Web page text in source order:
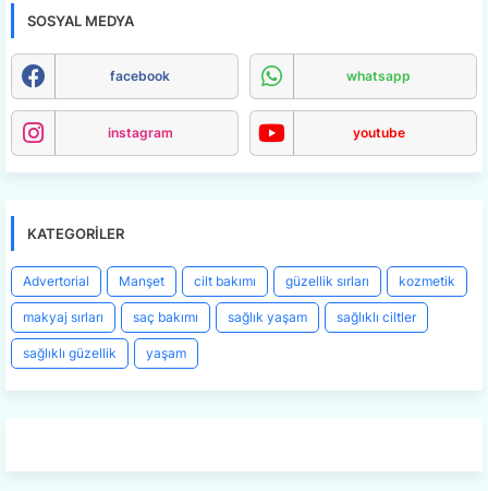
SOSYAL MEDYA
facebook whatsapp
instagram youtube
KATEGORILER
Advertorial Manşet cilt bakımı güzellik sırları kozmetik
makyaj sırları saç bakımı sağlık yaşam sağlıklı ciltler
sağlıklı güzellik yaşam